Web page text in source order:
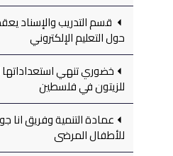
قسم التدريب والإسناد
حول التعليم الإلكتروني
خضوري تنهي استعداداتها
للزيتون في فلسطين
عمادة التنمية وفريق انا
للأطفال المرضى